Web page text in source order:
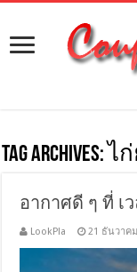
Tag Archives: ไ
อากาศดี ๆ ที่ เ
LookPla 21 ธันวาค